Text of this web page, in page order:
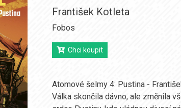
František Kotleta
Fobos
Chci koupit
Atomové šelmy 4: Pustina -
Válka skončila dávno, ale změnila